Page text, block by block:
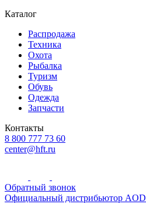
Каталог
Распродажа
Техника
Охота
Рыбалка
Туризм
Обувь
Одежда
Запчасти
Контакты
8 800 777 73 60
center@hft.ru
Обратный звонок
Официальный дистрибьютор